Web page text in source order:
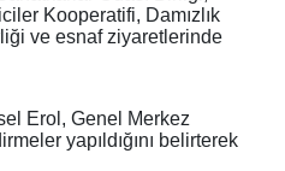
Kooperatifi, Damızlık
ve esnaf ziyaretlerinde
Erol, Genel Merkez
yapıldığını belirterek